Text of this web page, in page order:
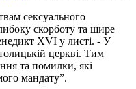
сексуального
скорботу та щире
XVI у листі. - У
церкві. Тим
та помилки, які
мандату”.